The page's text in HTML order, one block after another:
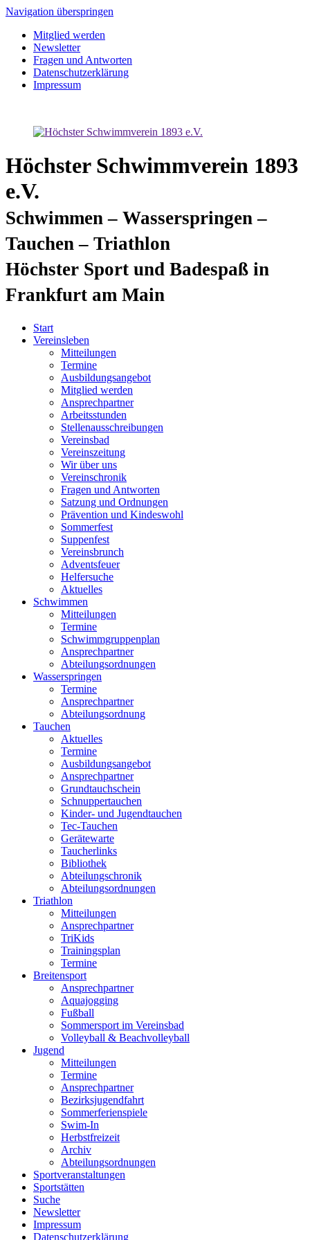
Navigation überspringen
Mitglied werden
Newsletter
Fragen und Antworten
Datenschutzerklärung
Impressum
Höchster Schwimmverein 1893
e.V.
Schwimmen – Wasserspringen –
Tauchen – Triathlon
Höchster Sport und Badespaß in
Frankfurt am Main
Start
Vereinsleben
Mitteilungen
Termine
Ausbildungsangebot
Mitglied werden
Ansprechpartner
Arbeitsstunden
Stellenausschreibungen
Vereinsbad
Vereinszeitung
Wir über uns
Vereinschronik
Fragen und Antworten
Satzung und Ordnungen
Prävention und Kindeswohl
Sommerfest
Suppenfest
Vereinsbrunch
Adventsfeuer
Helfersuche
Aktuelles
Schwimmen
Mitteilungen
Termine
Schwimmgruppenplan
Ansprechpartner
Abteilungsordnungen
Wasserspringen
Termine
Ansprechpartner
Abteilungsordnung
Tauchen
Aktuelles
Termine
Ausbildungsangebot
Ansprechpartner
Grundtauchschein
Schnuppertauchen
Kinder- und Jugendtauchen
Tec-Tauchen
Gerätewarte
Taucherlinks
Bibliothek
Abteilungschronik
Abteilungsordnungen
Triathlon
Mitteilungen
Ansprechpartner
TriKids
Trainingsplan
Termine
Breitensport
Ansprechpartner
Aquajogging
Fußball
Sommersport im Vereinsbad
Volleyball & Beachvolleyball
Jugend
Mitteilungen
Termine
Ansprechpartner
Bezirksjugendfahrt
Sommerferienspiele
Swim-In
Herbstfreizeit
Archiv
Abteilungsordnungen
Sportveranstaltungen
Sportstätten
Suche
Newsletter
Impressum
Datenschutzerklärung